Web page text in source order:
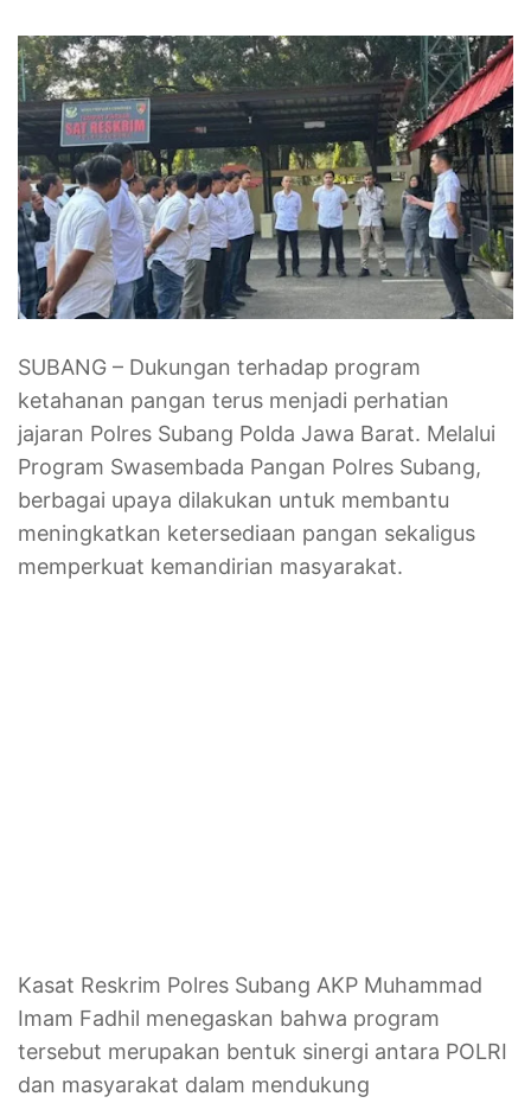
SUBANG – Dukungan terhadap program
ketahanan pangan terus menjadi perhatian
jajaran Polres Subang Polda Jawa Barat. Melalui
Program Swasembada Pangan Polres Subang,
berbagai upaya dilakukan untuk membantu
meningkatkan ketersediaan pangan sekaligus
memperkuat kemandirian masyarakat.
Kasat Reskrim Polres Subang AKP Muhammad
Imam Fadhil menegaskan bahwa program
tersebut merupakan bentuk sinergi antara POLRI
dan masyarakat dalam mendukung